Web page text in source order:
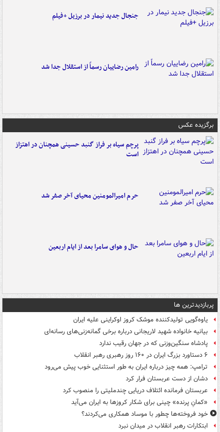
جنجال جدید نیمار در برزیل +فیلم
رامین رضاییان رسماً از استقلال جدا شد
برگزیده عکس
پرچم سیاه بر فراز گنبد حسینی همچنان در اهتزاز
است
حرم امیرالمومنین محیای آخر صفر شد
حال و هوای سامرا بعد از ایام اربعین
پربازدیدترین ها
یاوه‌گویی تولیدکننده موشک کروز اوکراینی علیه ایران
بیانیه خانواده شهید لاریجانی درباره برخی گمانه‌زنی‌های رسانه‌ای
پادشاه سنگین‌وزنی که در جهان رقیب ندارد
۶ دستاورد بزرگ ایران در ۱۶۰ روز رهبری رهبر انقلاب
ترامپ: همه چیز درباره ایران به طور استثنایی خوب پیش می‌رود
دشان از دست عربستان فرار کرد
عربستان فرمانده ائتلاف دریایی چندملیتی را منصوب کرد
«کمانِ پرنده» چینی برای شکار کروزها به ایران می‌آید
خود فروخته‌ها چطور با موساد همکاری می‌کردند؟
ابتکارات رهبر انقلاب در میدان نبرد